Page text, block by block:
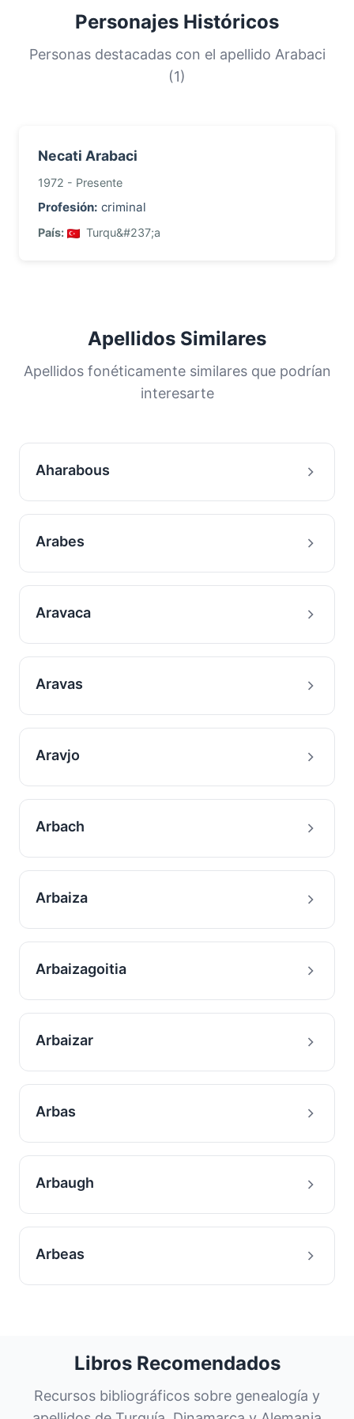
una gran proporción de la población. Esta
distribución nos ayuda a comprender los
orígenes y la historia migratoria de las familias
Personajes Históricos
Personas destacadas con el apellido Arabaci
(1)
Necati Arabaci
1972 - Presente
Profesión: criminal
País: Turqu&#237;a
Apellidos Similares
Apellidos fonéticamente similares que podrían
interesarte
Aharabous
Arabes
Aravaca
Aravas
Aravjo
Arbach
Arbaiza
Arbaizagoitia
Arbaizar
Arbas
Arbaugh
Arbeas
Libros Recomendados
Recursos bibliográficos sobre genealogía y